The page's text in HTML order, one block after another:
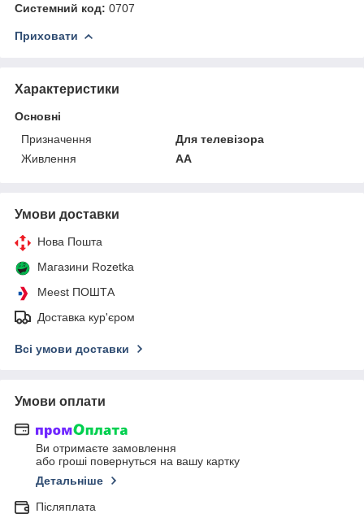
Системний код: 0707
Приховати
Характеристики
Основні
Призначення
Для телевізора
Живлення
AA
Умови доставки
Нова Пошта
Магазини Rozetka
Meest ПОШТА
Доставка кур'єром
Всі умови доставки
Умови оплати
Ви отримаєте замовлення
або гроші повернуться на вашу картку
Детальніше
Післяплата